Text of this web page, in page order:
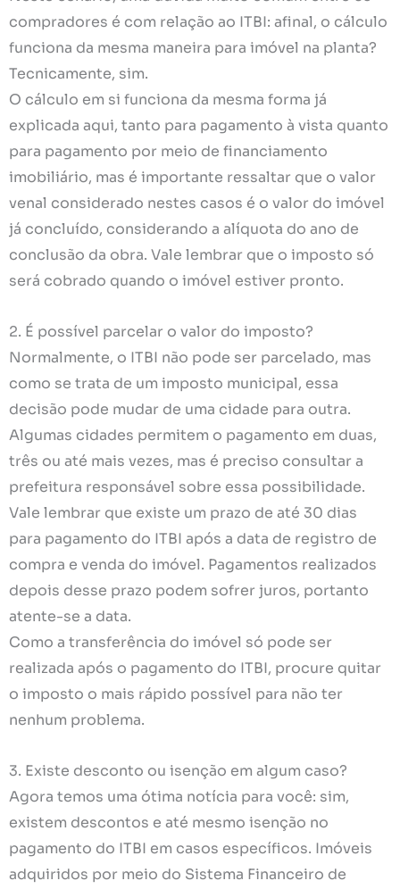
compradores é com relação ao ITBI: afinal, o cálculo
funciona da mesma maneira para imóvel na planta?
Tecnicamente, sim.
O cálculo em si funciona da mesma forma já
explicada aqui, tanto para pagamento à vista quanto
para pagamento por meio de financiamento
imobiliário, mas é importante ressaltar que o valor
venal considerado nestes casos é o valor do imóvel
já concluído, considerando a alíquota do ano de
conclusão da obra. Vale lembrar que o imposto só
será cobrado quando o imóvel estiver pronto.
2. É possível parcelar o valor do imposto?
Normalmente, o ITBI não pode ser parcelado, mas
como se trata de um imposto municipal, essa
decisão pode mudar de uma cidade para outra.
Algumas cidades permitem o pagamento em duas,
três ou até mais vezes, mas é preciso consultar a
prefeitura responsável sobre essa possibilidade.
Vale lembrar que existe um prazo de até 30 dias
para pagamento do ITBI após a data de registro de
compra e venda do imóvel. Pagamentos realizados
depois desse prazo podem sofrer juros, portanto
atente-se a data.
Como a transferência do imóvel só pode ser
realizada após o pagamento do ITBI, procure quitar
o imposto o mais rápido possível para não ter
nenhum problema.
3. Existe desconto ou isenção em algum caso?
Agora temos uma ótima notícia para você: sim,
existem descontos e até mesmo isenção no
pagamento do ITBI em casos específicos. Imóveis
adquiridos por meio do Sistema Financeiro de